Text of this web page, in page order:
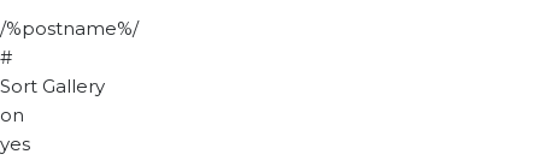
/%postname%/
#
Sort Gallery
on
yes